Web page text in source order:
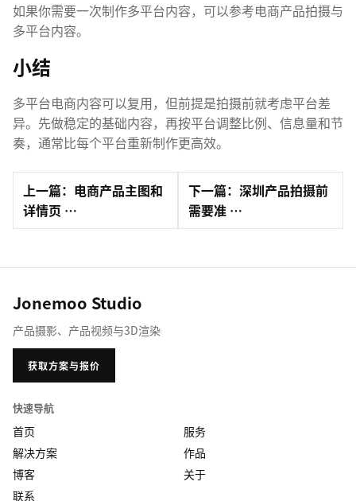
如果你需要一次制作多平台内容，可以参考电商产品拍摄与
多平台内容。
小结
多平台电商内容可以复用，但前提是拍摄前就考虑平台差
异。先做稳定的基础内容，再按平台调整比例、信息量和节
奏，通常比每个平台重新制作更高效。
上一篇：电商产品主图和
详情页 …
下一篇：深圳产品拍摄前
需要准 …
Jonemoo Studio
产品摄影、产品视频与3D渲染
获取方案与报价
快速导航
首页
服务
解决方案
作品
博客
关于
联系